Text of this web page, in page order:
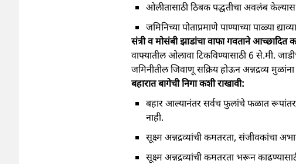
ओलीतासाठी ठिबक पद्धतीचा अवलंब केल्यास
जमिनिच्या पोताप्रमाणे पाण्याच्या पाळ्या
संत्री व मोसंबी झाडांचा वाफा गवताने आच्छादित
वाफ्यातील ओलावा टिकविण्यासाठी 6 से.मी.
जमिनीतील जिवाणू सक्रिय होऊन अन्नद्रव्य
बहारात बागेची निगा कशी राखावी:
बहार आल्यानंतर सर्वच फुलांचे फळात
नाही.
सूक्ष्म अन्नद्रव्यांची कमतरता, संजीवकांचा
सूक्ष्म अन्नद्रव्यांची कमतरता भरून